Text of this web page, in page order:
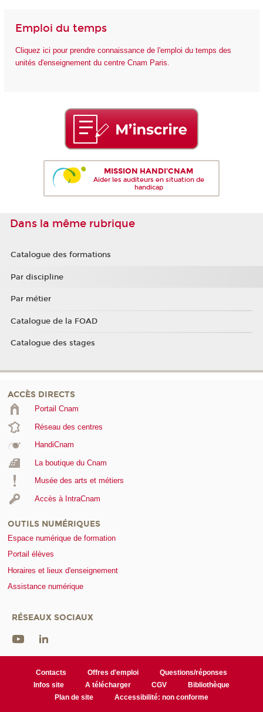
Emploi du temps
Cliquez ici pour prendre connaissance de l'emploi du temps des
unités d'enseignement du centre Cnam Paris.
MISSION HANDI'CNAM
Aider les auditeurs en situation de
handicap
Dans la même rubrique
Catalogue des formations
Par discipline
Par métier
Catalogue de la FOAD
Catalogue des stages
ACCÈS DIRECTS
Portail Cnam
Réseau des centres
HandiCnam
La boutique du Cnam
Musée des arts et métiers
Accès à IntraCnam
OUTILS NUMÉRIQUES
Espace numérique de formation
Portail élèves
Horaires et lieux d'enseignement
Assistance numérique
RÉSEAUX SOCIAUX
Contacts Offres d'emploi
Questions/réponses
Infos site
A télécharger CGV
Bibliothèque
Plan de site
Accessibilité: non conforme